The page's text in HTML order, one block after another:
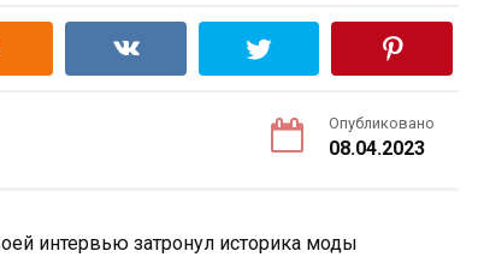
Опубликовано
08.04.2023
интервью затронул историка моды